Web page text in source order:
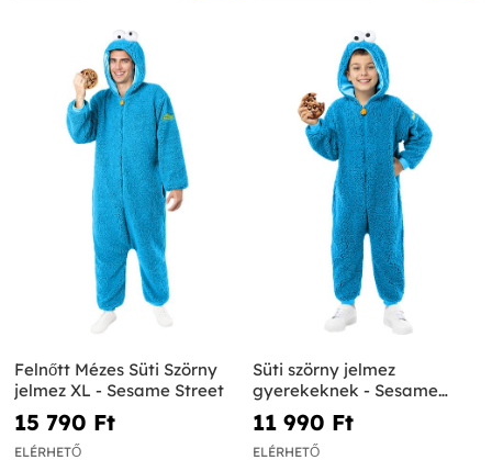
Felnőtt Mézes Süti Szörny
jelmez XL - Sesame Street
15 790 Ft‎
ELÉRHETŐ
Süti szörny jelmez
gyerekeknek - Sesame
Street
11 990 Ft‎
ELÉRHETŐ